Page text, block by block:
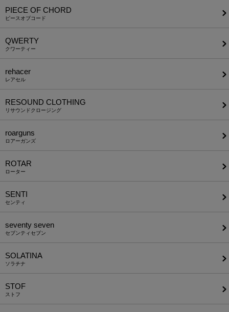
PIECE OF CHORD
ピースオブコード
QWERTY
クワーティー
rehacer
レアセル
RESOUND CLOTHING
リサウンドクロージング
roarguns
ロアーガンズ
ROTAR
ローター
SENTI
センティ
seventy seven
セブンティセブン
SOLATINA
ソラチナ
STOF
ストフ